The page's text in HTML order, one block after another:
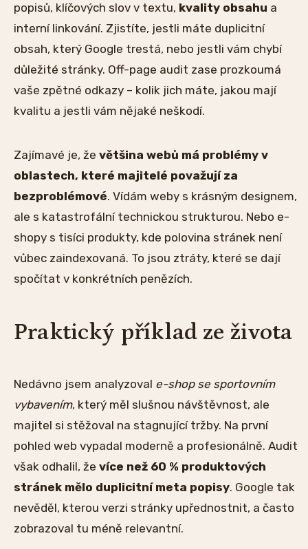
popisů, klíčových slov v textu, kvality obsahu a
interní linkování. Zjistíte, jestli máte duplicitní
obsah, který Google trestá, nebo jestli vám chybí
důležité stránky. Off-page audit zase prozkoumá
vaše zpětné odkazy – kolik jich máte, jakou mají
kvalitu a jestli vám nějaké neškodí.
Zajímavé je, že většina webů má problémy v
oblastech, které majitelé považují za
bezproblémové. Vídám weby s krásným designem,
ale s katastrofální technickou strukturou. Nebo e-
shopy s tisíci produkty, kde polovina stránek není
vůbec zaindexovaná. To jsou ztráty, které se dají
spočítat v konkrétních penězích.
Praktický příklad ze života
Nedávno jsem analyzoval e-shop se sportovním
vybavením, který měl slušnou návštěvnost, ale
majitel si stěžoval na stagnující tržby. Na první
pohled web vypadal moderně a profesionálně. Audit
však odhalil, že více než 60 % produktových
stránek mělo duplicitní meta popisy. Google tak
nevěděl, kterou verzi stránky upřednostnit, a často
zobrazoval tu méně relevantní.